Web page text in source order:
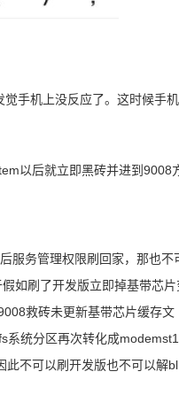
手机上没反应了。这时候手
以后就立即黑砖并进到9008
服务管理权限刷回家，那也不
如刷了开发版立即掉基带芯片
救砖未更新基带芯片缓存文
系统分区再次转化成modemst1
此不可以刷开发版也不可以解bl